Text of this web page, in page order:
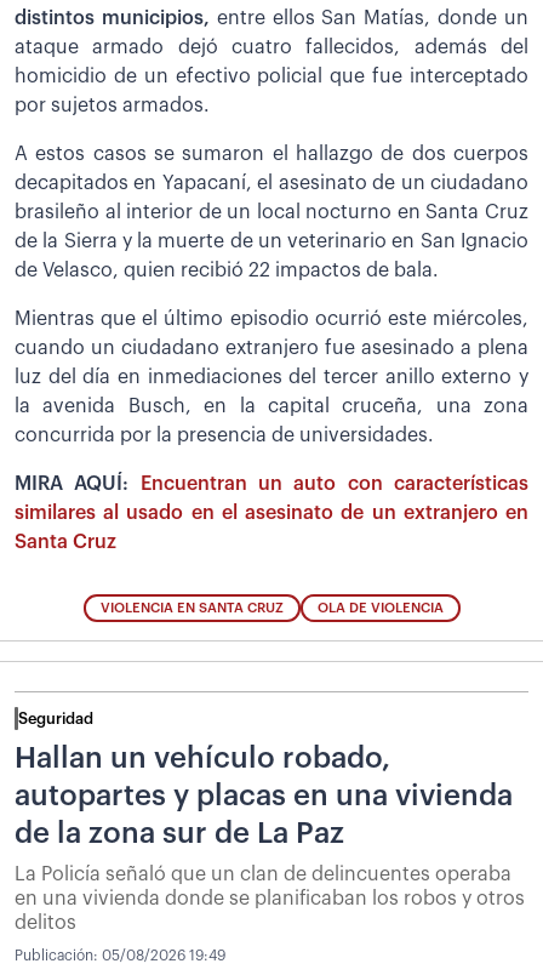
distintos municipios, entre ellos San Matías, donde un
ataque armado dejó cuatro fallecidos, además del
homicidio de un efectivo policial que fue interceptado
por sujetos armados.
A estos casos se sumaron el hallazgo de dos cuerpos
decapitados en Yapacaní, el asesinato de un ciudadano
brasileño al interior de un local nocturno en Santa Cruz
de la Sierra y la muerte de un veterinario en San Ignacio
de Velasco, quien recibió 22 impactos de bala.
Mientras que el último episodio ocurrió este miércoles,
cuando un ciudadano extranjero fue asesinado a plena
luz del día en inmediaciones del tercer anillo externo y
la avenida Busch, en la capital cruceña, una zona
concurrida por la presencia de universidades.
MIRA AQUÍ:
Encuentran un auto con características
similares al usado en el asesinato de un extranjero en
Santa Cruz
VIOLENCIA EN SANTA CRUZ OLA DE VIOLENCIA
Seguridad
Hallan un vehículo robado,
autopartes y placas en una vivienda
de la zona sur de La Paz
La Policía señaló que un clan de delincuentes operaba
en una vivienda donde se planificaban los robos y otros
delitos
Publicación: 05/08/2026 19:49